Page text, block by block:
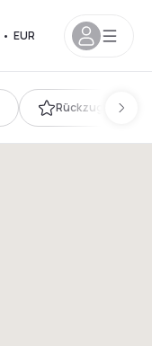
• EUR
Rückzugsorte